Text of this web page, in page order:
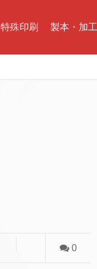
特殊印刷 製本・加工
0